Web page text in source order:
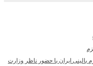
ایران با حضور ناظر وزارت